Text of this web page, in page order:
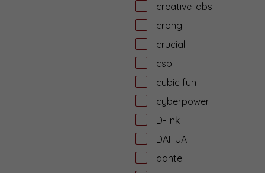
creative labs
crong
crucial
csb
cubic fun
cyberpower
D-link
DAHUA
dante